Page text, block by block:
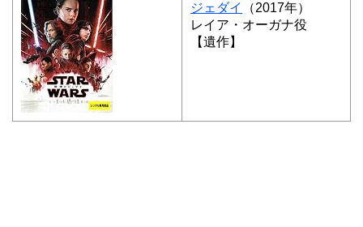
ジェダイ
（2017年）
レイア・オーガナ役
【遺作】